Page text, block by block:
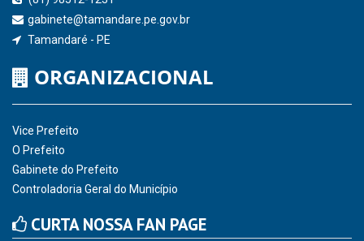
Receber Informações sobre novos Repasses
Hora:08:25/ Quinta-Feira,06 de agosto
de 2026
INSTITUCIONAL
CNPJ: 01.596.018/0001-60
000